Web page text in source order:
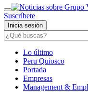
Suscríbete
Inicia sesión
Lo último
Peru Quiosco
Portada
Empresas
Management &